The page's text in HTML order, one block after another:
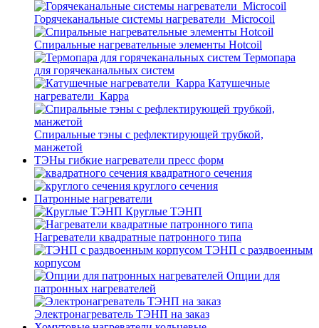
Горячеканальные системы нагреватели_Microcoil
Спиральные нагревательные элементы Hotcoil
Термопара
для горячеканальных систем
Катушечные
нагреватели_Карра
Спиральные тэны с рефлектирующей трубкой,
манжетой
ТЭНы гибкие нагреватели пресс форм
квадратного сечения
круглого сечения
Патронные нагреватели
Круглые ТЭНП
Нагреватели квадратные патронного типа
ТЭНП с раздвоенным
корпусом
Опции для
патронных нагревателей
Электронагреватель ТЭНП на заказ